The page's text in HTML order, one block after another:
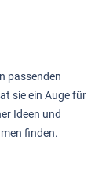
passenden
sie ein Auge für
Ideen und
finden.